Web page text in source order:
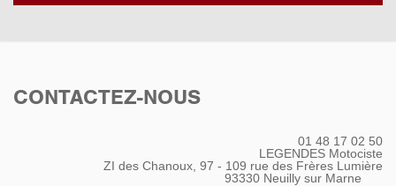
CONTACTEZ-NOUS
01 48 17 02 50
LEGENDES Motociste
ZI des Chanoux, 97 - 109 rue des Frères Lumière
93330 Neuilly sur Marne